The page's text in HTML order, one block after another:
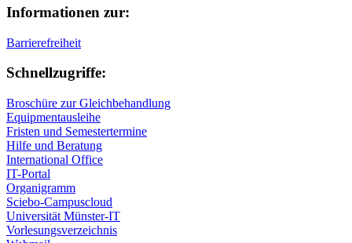
Informationen zur:
Barrierefreiheit
Schnellzugriffe:
Broschüre zur Gleichbehandlung
Equipmentausleihe
Fristen und Semestertermine
Hilfe und Beratung
International Office
IT-Portal
Organigramm
Sciebo-Campuscloud
Universität Münster-IT
Vorlesungsverzeichnis